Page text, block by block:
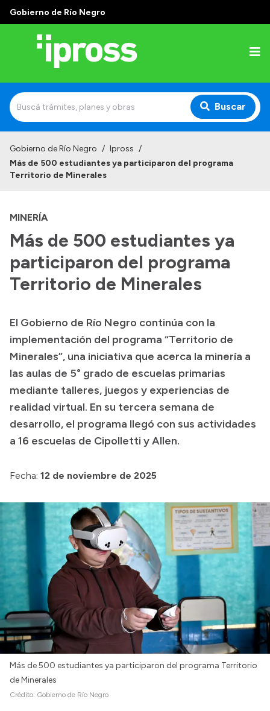
Gobierno de Río Negro
Buscar
Institucional
Autoridades
Delegaciones
Consultorios Propios
Presentación CV
Transparencia
Inversión en Salud
Licitaciones
Consulta de expedientes
Gobierno de Río Negro / Ipross /
Más de 500 estudiantes ya participaron del programa
Territorio de Minerales
MINERÍA
Más de 500 estudiantes ya
participaron del programa
Territorio de Minerales
El Gobierno de Río Negro continúa con la
implementación del programa “Territorio de
Minerales”, una iniciativa que acerca la minería a
las aulas de 5° grado de escuelas primarias
mediante talleres, juegos y experiencias de
realidad virtual. En su tercera semana de
desarrollo, el programa llegó con sus actividades
a 16 escuelas de Cipolletti y Allen.
Fecha: 12 de noviembre de 2025
Más de 500 estudiantes ya participaron del programa Territorio
de Minerales
Crédito: Gobierno de Río Negro